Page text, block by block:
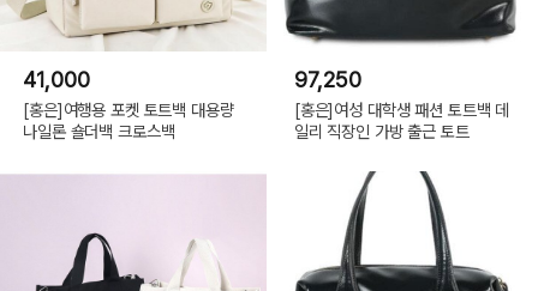
41,000
[홍은]여행용 포켓 토트백 대용량
나일론 숄더백 크로스백
97,250
[홍은]여성 대학생 패션 토트백 데
일리 직장인 가방 출근 토트